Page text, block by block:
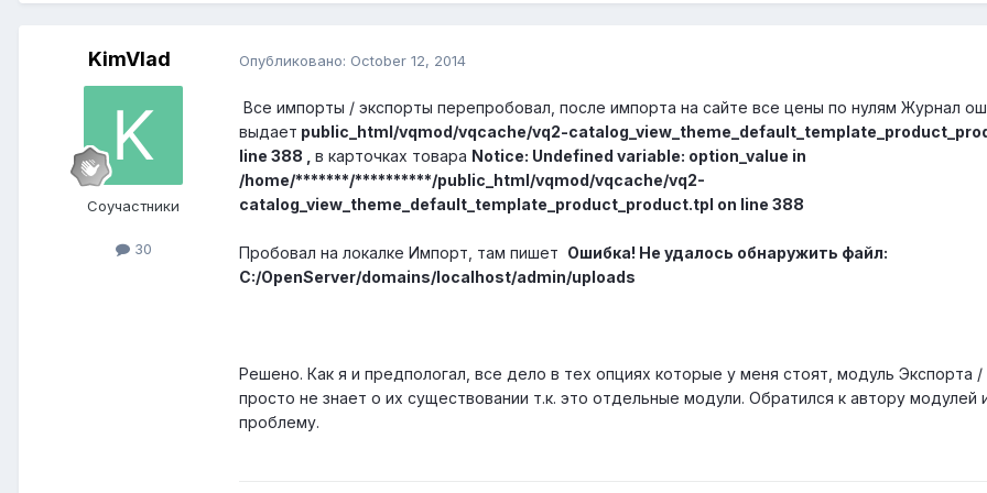
KimVlad
Соучастники
30
Опубликовано: October 12, 2014
Все импорты / экспорты перепробовал, после импорта на сайте все цены по нулям Журнал
выдает public_html/vqmod/vqcache/vq2-
line 388 , в карточках товара Notice: Undefined variable: option_value in
/home/*******/**********/public_html/vqmod/vqcache/vq2-
catalog_view_theme_default_template_product_product.tpl on line 388
Пробовал на локалке Импорт, там пишет Ошибка! Не удалось обнаружить файл:
C:/OpenServer/domains/localhost/admin/uploads
Решено. Как я и предпологал, все дело в тех опциях которые у меня стоят, модуль Экспорта
просто не знает о их существовании т.к. это отдельные модули. Обратился к автору модулей
проблему.